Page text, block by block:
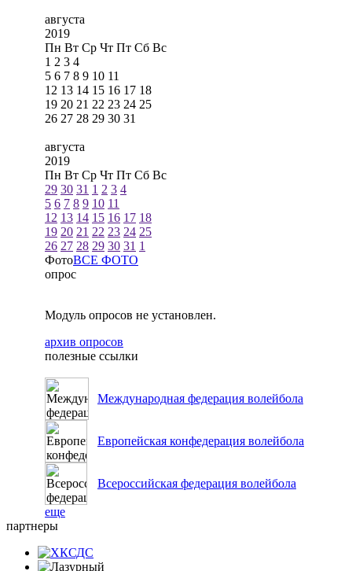
августа
2019
Пн Вт Ср Чт Пт Сб Вс
1 2 3 4
5 6 7 8 9 10 11
12 13 14 15 16 17 18
19 20 21 22 23 24 25
26 27 28 29 30 31
августа
2019
Пн Вт Ср Чт Пт Сб Вс
29 30 31 1 2 3 4
5 6 7 8 9 10 11
12 13 14 15 16 17 18
19 20 21 22 23 24 25
26 27 28 29 30 31 1
ФотоВСЕ ФОТО
опрос
Модуль опросов не установлен.
архив опросов
полезные ссылки
Международная федерация волейбола
Европейская конфедерация волейбола
Всероссийская федерация волейбола
еще
партнеры